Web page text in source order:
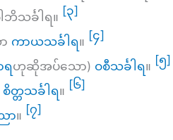
င်္ခါရ။ [၃]
ကာယသင်္ခါရ။ [၄]
ရဟုဆိုအပ်သော) ဝစီသင်္ခါရ။ [၅]
စိတ္တသင်္ခါရ။ [၆]
ာ။ [၇]